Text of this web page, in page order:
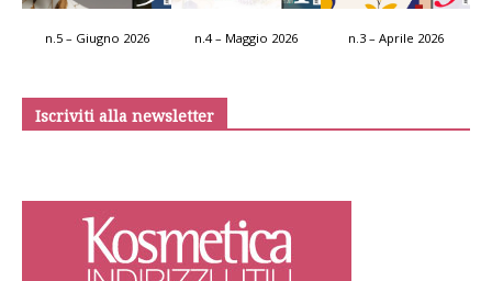
n.5 – Giugno 2026 n.4 – Maggio 2026 n.3 – Aprile 2026
Iscriviti alla newsletter